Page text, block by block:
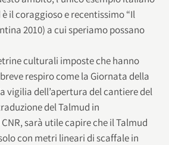
il coraggioso e recentissimo “Il
2010) a cui speriamo possano
culturali imposte che hanno
respiro come la Giornata della
vigilia dell’apertura del cantiere del
del Talmud in
sarà utile capire che il Talmud
con metri lineari di scaffale in